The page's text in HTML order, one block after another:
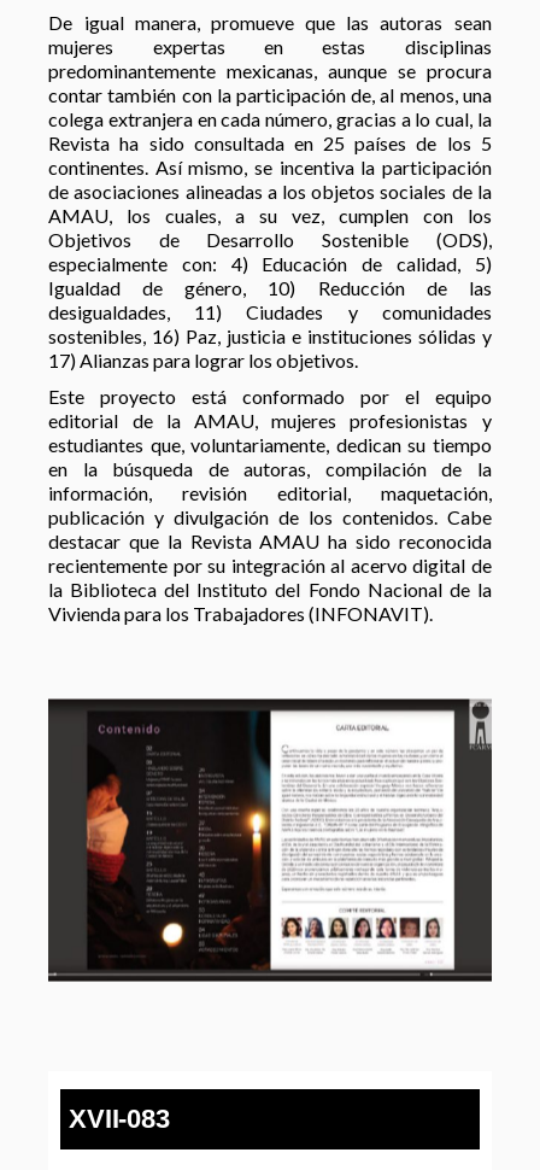
De igual manera, promueve que las autoras sean
mujeres expertas en estas disciplinas
predominantemente mexicanas, aunque se procura
contar también con la participación de, al menos, una
colega extranjera en cada número, gracias a lo cual, la
Revista ha sido consultada en 25 países de los 5
continentes. Así mismo, se incentiva la participación
de asociaciones alineadas a los objetos sociales de la
AMAU, los cuales, a su vez, cumplen con los
Objetivos de Desarrollo Sostenible (ODS),
especialmente con: 4) Educación de calidad, 5)
Igualdad de género, 10) Reducción de las
desigualdades, 11) Ciudades y comunidades
sostenibles, 16) Paz, justicia e instituciones sólidas y
17) Alianzas para lograr los objetivos.
Este proyecto está conformado por el equipo
editorial de la AMAU, mujeres profesionistas y
estudiantes que, voluntariamente, dedican su tiempo
en la búsqueda de autoras, compilación de la
información, revisión editorial, maquetación,
publicación y divulgación de los contenidos. Cabe
destacar que la Revista AMAU ha sido reconocida
recientemente por su integración al acervo digital de
la Biblioteca del Instituto del Fondo Nacional de la
Vivienda para los Trabajadores (INFONAVIT).
XVII-083